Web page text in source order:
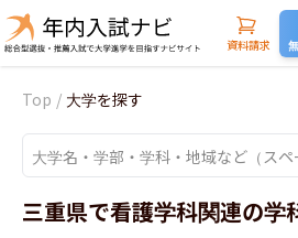
資料請求
Top / 大学を探す
三重県で看護学科関連の学